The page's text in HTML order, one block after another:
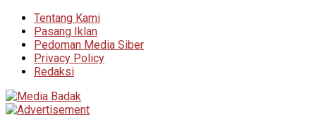
Tentang Kami
Pasang Iklan
Pedoman Media Siber
Privacy Policy
Redaksi